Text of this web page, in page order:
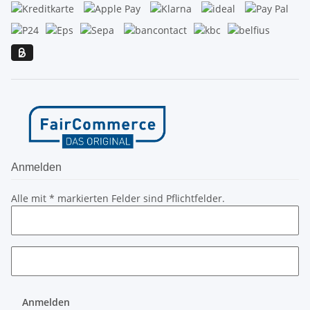
Anmelden
Alle mit * markierten Felder sind Pflichtfelder.
Anmelden